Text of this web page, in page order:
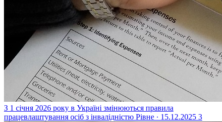
З 1 січня 2026 року в Україні змінюються правила
працевлаштування осіб з інвалідністю Рівне · 15.12.2025 3